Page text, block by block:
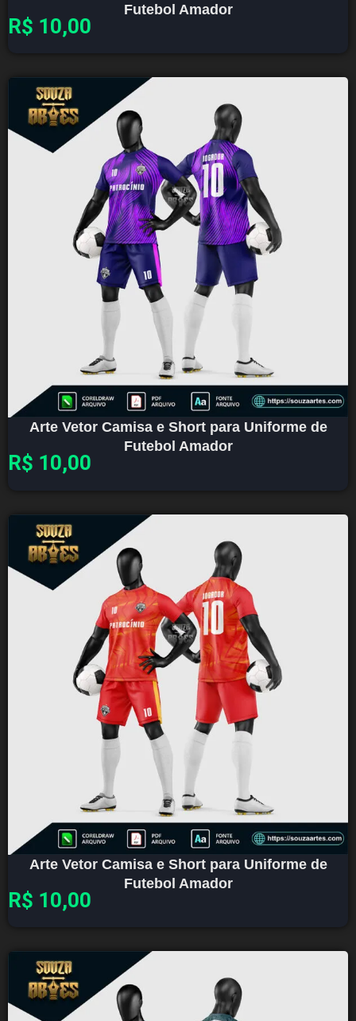
Futebol Amador
R$ 10,00
Arte Vetor Camisa e Short para Uniforme de
Futebol Amador
R$ 10,00
Arte Vetor Camisa e Short para Uniforme de
Futebol Amador
R$ 10,00